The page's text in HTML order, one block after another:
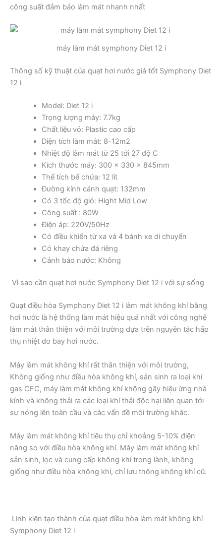
công suất đảm bảo làm mát nhanh nhất
máy làm mát symphony Diet 12 i
Thông số kỹ thuật của quạt hơi nước giá tốt Symphony Diet
12 i
Model: Diet 12 i
Trọng lượng máy: 7.7kg
Chất liệu vỏ: Plastic cao cấp
Diện tích làm mát: 8-12m2
Nhiệt độ làm mát từ 25 tới 27 độ C
Kích thước máy: 300 x 330 x 845mm
Thể tích bể chứa: 12 lít
Đường kính cánh quạt: 132mm
Có 3 tốc độ gió: Hight Mid Low
Công suất : 80W
Điện áp: 220V/50Hz
Có điều khiển từ xa và 4 bánh xe di chuyển
Có khay chứa đá riêng
Cảnh báo nước: Không
Vì sao cần quạt hơi nước Symphony Diet 12 i với sự sống
Quạt điều hòa Symphony Diet 12 i làm mát không khí bằng
hơi nước là hệ thống làm mát hiệu quả nhất với công nghệ
làm mát thân thiện với môi trường dựa trên nguyên tắc hấp
thụ nhiệt do bay hơi nước.
Máy làm mát không khí rất thân thiện với môi trường,
Không giống như điều hòa không khí, sản sinh ra loại khí
gas CFC, máy làm mát không khí không gây hiệu ứng nhà
kính và không thải ra các loại khí thải độc hại liên quan tới
sự nóng lên toàn cầu và các vấn đề môi trường khác.
Máy làm mát không khí tiêu thụ chỉ khoảng 5-10% điện
năng so với điều hòa không khí. Máy làm mát không khí
sản sinh, lọc và cung cấp không khí trong lành, không
giống như điều hòa không khí, chỉ lưu thông không khí cũ.
Linh kiện tạo thành của quạt điều hòa làm mát không khí
Symphony Diet 12 i